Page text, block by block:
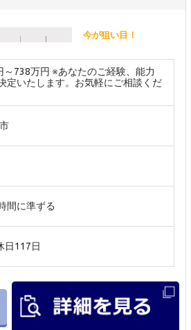
今が狙い目！
～738万円 ※あなたのご経験、能力
定いたします。お気軽にご相談くだ
間に準ずる
日117日